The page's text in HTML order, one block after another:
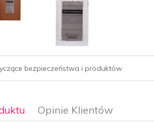
bezpieczeństwa i produktów
Opinie Klientów